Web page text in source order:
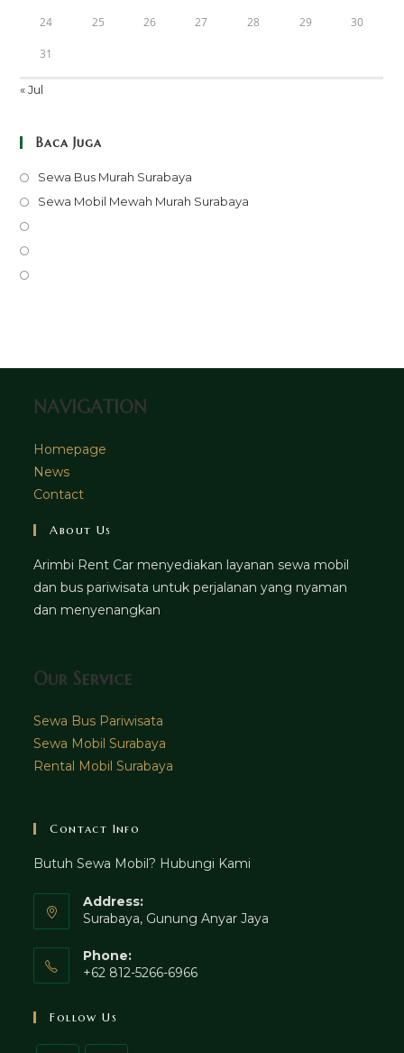
24 25 26 27 28 29 30
31
« Jul
Baca Juga
Sewa Bus Murah Surabaya
in
Sewa Mobil Mewah Murah Surabaya
tab
NAVIGATION
Homepage
News
Contact
About Us
Arimbi Rent Car menyediakan layanan sewa mobil
dan bus pariwisata untuk perjalanan yang nyaman
dan menyenangkan
Our Service
Sewa Bus Pariwisata
Sewa Mobil Surabaya
Rental Mobil Surabaya
Contact Info
Butuh Sewa Mobil? Hubungi Kami
Address:
Surabaya, Gunung Anyar Jaya
Phone:
+62 812-5266-6966
Follow Us